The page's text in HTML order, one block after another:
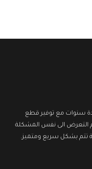
سنوات مع توفير قطع
التعرض الى نفس المشكلة
تتم بشكل سريع ومتميز.